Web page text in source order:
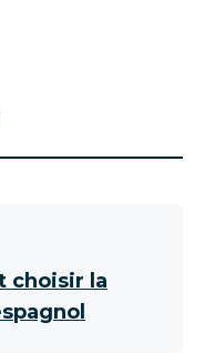
choisir la